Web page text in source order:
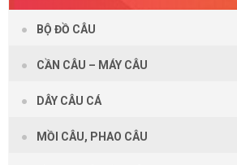
BỘ ĐỒ CÂU
CẦN CÂU – MÁY CÂU
DÂY CÂU CÁ
MỒI CÂU, PHAO CÂU